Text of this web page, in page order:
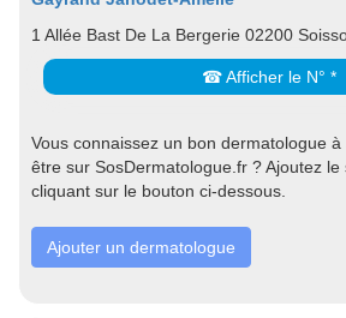
1 Allée Bast De La Bergerie 02200
☎ Afficher le N° *
Vous connaissez un bon dermatologue
être sur SosDermatologue.fr ? Ajoutez le
cliquant sur le bouton ci-dessous.
Ajouter un dermatologue